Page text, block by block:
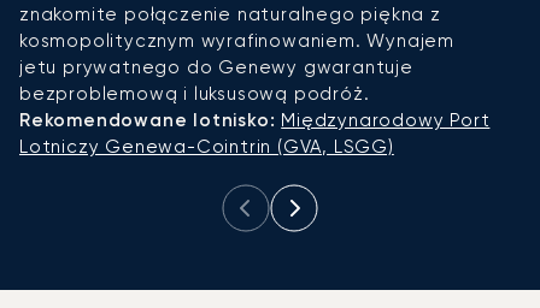
znakomite połączenie naturalnego piękna z
kosmopolitycznym wyrafinowaniem. Wynajem
jetu prywatnego do Genewy gwarantuje
bezproblemową i luksusową podróż.
Rekomendowane lotnisko: Międzynarodowy Port
Lotniczy Genewa-Cointrin (GVA, LSGG)